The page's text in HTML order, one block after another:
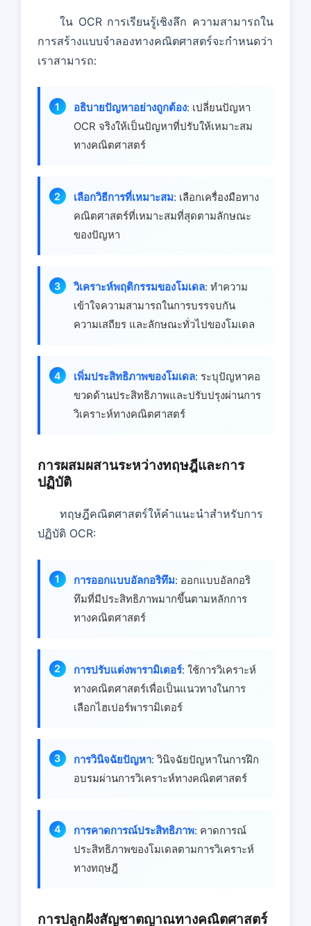
ใน OCR การเรียนรู้เชิงลึก ความสามารถใน
การสร้างแบบจําลองทางคณิตศาสตร์จะกําหนดว่า
เราสามารถ:
อธิบายปัญหาอย่างถูกต้อง: เปลี่ยนปัญหา
OCR จริงให้เป็นปัญหาที่ปรับให้เหมาะสม
ทางคณิตศาสตร์
เลือกวิธีการที่เหมาะสม: เลือกเครื่องมือทาง
คณิตศาสตร์ที่เหมาะสมที่สุดตามลักษณะ
ของปัญหา
วิเคราะห์พฤติกรรมของโมเดล: ทําความ
เข้าใจความสามารถในการบรรจบกัน
ความเสถียร และลักษณะทั่วไปของโมเดล
เพิ่มประสิทธิภาพของโมเดล: ระบุปัญหาคอ
ขวดด้านประสิทธิภาพและปรับปรุงผ่านการ
วิเคราะห์ทางคณิตศาสตร์
การผสมผสานระหว่างทฤษฎีและการ
ปฏิบัติ
ทฤษฎีคณิตศาสตร์ให้คําแนะนําสําหรับการ
ปฏิบัติ OCR:
การออกแบบอัลกอริทึม: ออกแบบอัลกอริ
ทึมที่มีประสิทธิภาพมากขึ้นตามหลักการ
ทางคณิตศาสตร์
การปรับแต่งพารามิเตอร์: ใช้การวิเคราะห์
ทางคณิตศาสตร์เพื่อเป็นแนวทางในการ
เลือกไฮเปอร์พารามิเตอร์
การวินิจฉัยปัญหา: วินิจฉัยปัญหาในการฝึก
อบรมผ่านการวิเคราะห์ทางคณิตศาสตร์
การคาดการณ์ประสิทธิภาพ: คาดการณ์
ประสิทธิภาพของโมเดลตามการวิเคราะห์
ทางทฤษฎี
การปลูกฝังสัญชาตญาณทางคณิตศาสตร์